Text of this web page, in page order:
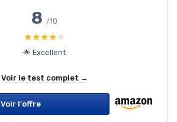
8 /10
★★★★★
★★★★★
🌟 Excellent
Voir le test complet →
Voir l'offre